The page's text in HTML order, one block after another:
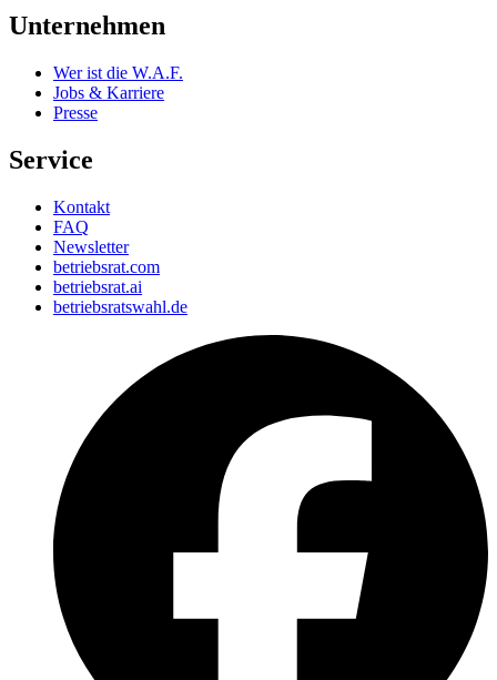
Unternehmen
Wer ist die W.A.F.
Jobs & Karriere
Presse
Service
Kontakt
FAQ
Newsletter
betriebsrat.com
betriebsrat.ai
betriebsratswahl.de